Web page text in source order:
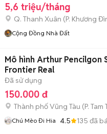
5,6 triệu/tháng
Q. Thanh Xuân (P. Khương
Cộng Đồng Nhà Đất
Mô hình Arthur Pencilgon
Frontier Real
Đã sử dụng
150.000 đ
Thành phố Vũng Tàu (P. Tam
Chú Mèo Đi Hia 4.5 135 đã